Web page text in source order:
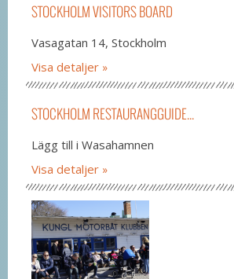
STOCKHOLM VISITORS BOARD
Vasagatan 14, Stockholm
Visa detaljer
STOCKHOLM RESTAURANGGUIDE...
Lägg till i Wasahamnen
Visa detaljer